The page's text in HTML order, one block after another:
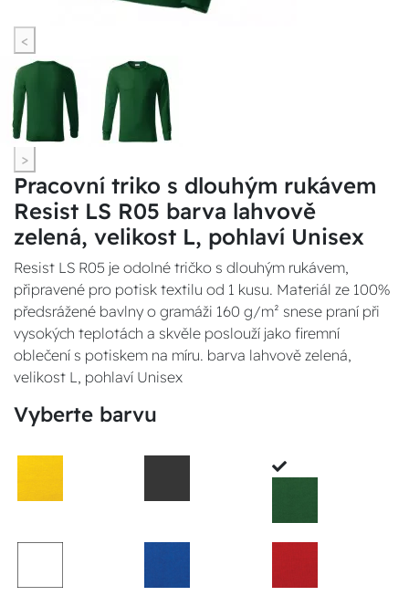
<
>
Pracovní triko s dlouhým rukávem
Resist LS R05 barva lahvově
zelená, velikost L, pohlaví Unisex
Resist LS R05 je odolné tričko s dlouhým rukávem,
připravené pro potisk textilu od 1 kusu. Materiál ze 100%
předsrážené bavlny o gramáži 160 g/m² snese praní při
vysokých teplotách a skvěle poslouží jako firemní
oblečení s potiskem na míru. barva lahvově zelená,
velikost L, pohlaví Unisex
Vyberte barvu